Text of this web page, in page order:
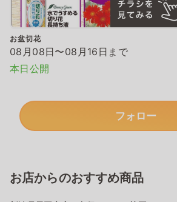
お盆切花
08月08日〜08月16日まで
本日公開
フォロー
お店からのおすすめ商品